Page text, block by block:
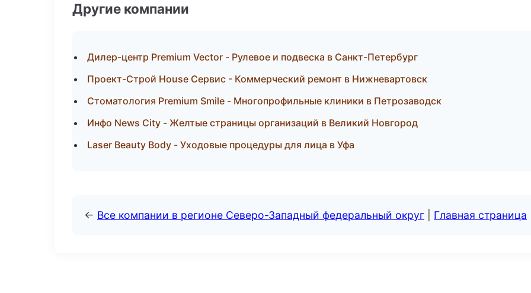
Другие компании
Дилер-центр Premium Vector - Рулевое и подвеска в Санкт-Петербург
Проект-Строй House Сервис - Коммерческий ремонт в Нижневартовск
Стоматология Premium Smile - Многопрофильные клиники в Петрозаводск
Инфо News City - Желтые страницы организаций в Великий Новгород
Laser Beauty Body - Уходовые процедуры для лица в Уфа
← Все компании в регионе Северо-Западный федеральный округ Главная страница